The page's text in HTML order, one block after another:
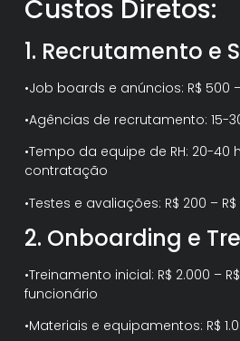
Custos Diretos:
1. Recrutamento e
•Job boards e anúncios: R$ 500
•Agências de recrutamento: 15-
•Tempo da equipe de RH: 20-40
contratação
•Testes e avaliações: R$ 200 –
2. Onboarding e
•Treinamento inicial: R$ 2.000 –
funcionário
•Materiais e equipamentos: R$